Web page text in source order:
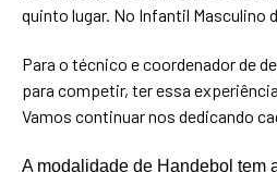
quinto lugar. No Infantil Masculino
Para o técnico e coordenador de
para competir, ter essa
Vamos continuar nos dedicando
A modalidade de Handebol tem